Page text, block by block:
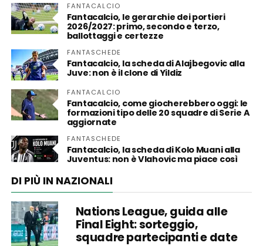
FANTACALCIO
Fantacalcio, le gerarchie dei portieri
2026/2027: primo, secondo e terzo,
ballottaggi e certezze
FANTASCHEDE
Fantacalcio, la scheda di Alajbegovic alla
Juve: non è il clone di Yildiz
FANTACALCIO
Fantacalcio, come giocherebbero oggi: le
formazioni tipo delle 20 squadre di Serie A
aggiornate
FANTASCHEDE
Fantacalcio, la scheda di Kolo Muani alla
Juventus: non è Vlahovic ma piace così
DI PIÙ IN NAZIONALI
Nations League, guida alle
Final Eight: sorteggio,
squadre partecipanti e date